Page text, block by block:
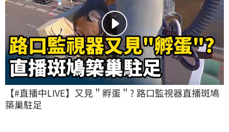
【#直播中LIVE】又見＂孵蛋＂? 路口監視器直播斑鳩
築巢駐足